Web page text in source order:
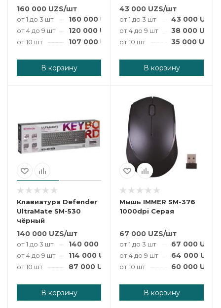
160 000 UZS/шт
от 1 до 3 шт 160 000UZS /шт
от 4 до 9 шт 120 000UZS /шт
от 10 шт 107 000UZS /шт
В корзину
43 000 UZS/шт
от 1 до 3 шт 43 000UZS
от 4 до 9 шт 38 000UZS
от 10 шт 35 000UZS
В корзину
Клавиатура Defender
UltraMate SM-530
чёрный
140 000 UZS/шт
от 1 до 3 шт 140 000UZS /шт
от 4 до 9 шт 114 000UZS /шт
от 10 шт 87 000UZS /шт
В корзину
Мышь IMMER SM-376
1000dpi Серая
67 000 UZS/шт
от 1 до 3 шт 67 000UZS
от 4 до 9 шт 64 000UZS
от 10 шт 60 000UZS
В корзину